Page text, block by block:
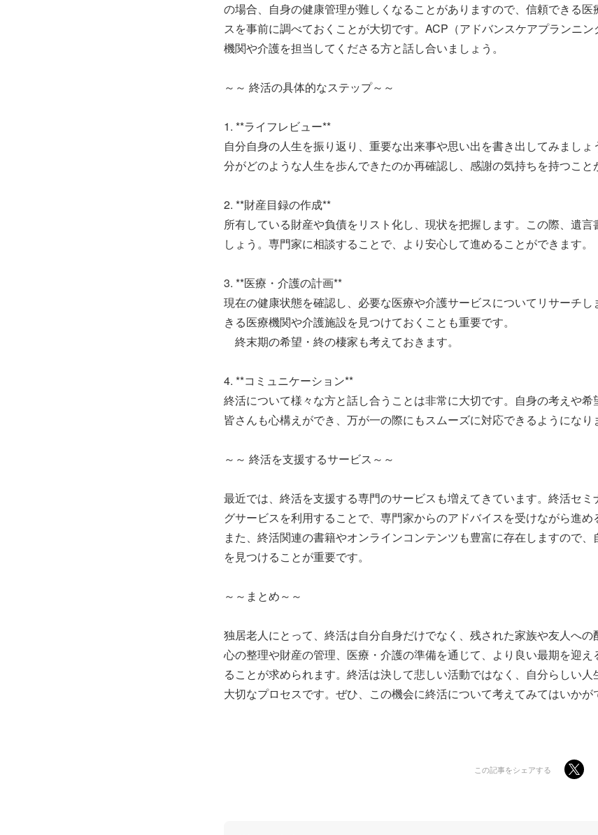
の場合、自身の健康管理が難しくなることがありますので、信頼できる
スを事前に調べておくことが大切です。ACP（アドバンスケアプランニ
機関や介護を担当してくださる方と話し合いましょう。
～～ 終活の具体的なステップ～～
1. **ライフレビュー**
自分自身の人生を振り返り、重要な出来事や思い出を書き出してみましょ
分がどのような人生を歩んできたのか再確認し、感謝の気持ちを持つこと
2. **財産目録の作成**
所有している財産や負債をリスト化し、現状を把握します。この際、遺言
しょう。専門家に相談することで、より安心して進めることができます。
3. **医療・介護の計画**
現在の健康状態を確認し、必要な医療や介護サービスについてリサーチ
きる医療機関や介護施設を見つけておくことも重要です。
終末期の希望・終の棲家も考えておきます。
4. **コミュニケーション**
終活について様々な方と話し合うことは非常に大切です。自身の考えや希
皆さんも心構えができ、万が一の際にもスムーズに対応できるようになり
～～ 終活を支援するサービス～～
最近では、終活を支援する専門のサービスも増えてきています。終活セミ
グサービスを利用することで、専門家からのアドバイスを受けながら進め
また、終活関連の書籍やオンラインコンテンツも豊富に存在しますので
を見つけることが重要です。
～～まとめ～～
独居老人にとって、終活は自分自身だけでなく、残された家族や友人への
心の整理や財産の管理、医療・介護の準備を通じて、より良い最期を迎え
ることが求められます。終活は決して悲しい活動ではなく、自分らしい
大切なプロセスです。ぜひ、この機会に終活について考えてみてはいかが
この記事をシェアする